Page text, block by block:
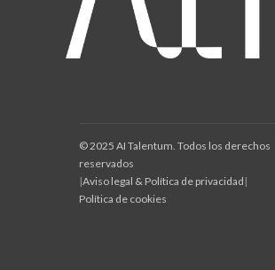
© 2025 AI Talentum. Todos los derechos
reservados
|Aviso legal & Política de privacidad |
Política de cookies